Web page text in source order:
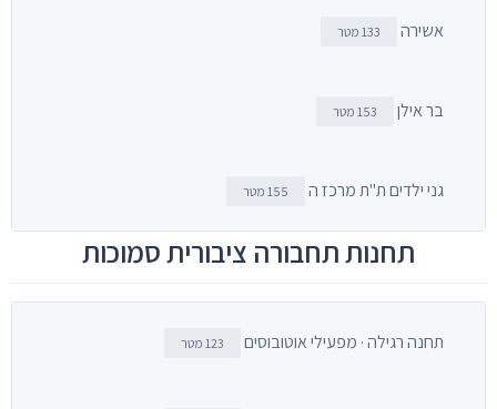
אשירה 133 מטר
בר אילן 153 מטר
גני ילדים ת"ת מרכז ה 155 מטר
תחנות תחבורה ציבורית סמוכות
תחנה רגילה · מפעילי אוטובוסים 123 מטר